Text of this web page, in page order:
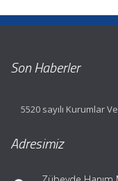
Son Haberler
5520 sayılı Kurumlar
Adresimiz